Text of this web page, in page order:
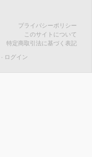
プライバシーポリシー
このサイトについて
特定商取引法に基づく表記
· ログイン